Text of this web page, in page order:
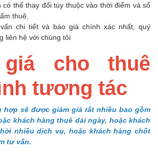
có thể thay đổi tùy thuộc vào thời điểm và số
thuê.
chi tiết và báo giá chính xác nhất, quý
liên hệ với chúng tôi
giá cho thuê
tương tác
sẽ được giảm giá rất nhiều bao gồm
khách hàng thuê dài ngày, hoặc khách
nhiều dịch vụ, hoặc khách hàng chốt
tư vấn.